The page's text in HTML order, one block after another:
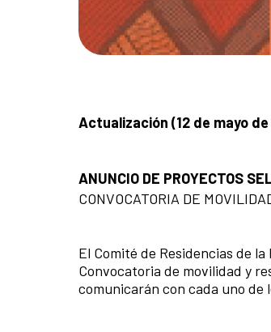
Actualización (12 de mayo
ANUNCIO DE PROYECTOS
CONVOCATORIA DE
El Comité de Residencias de
Convocatoria de movilidad y
comunicarán con cada uno de